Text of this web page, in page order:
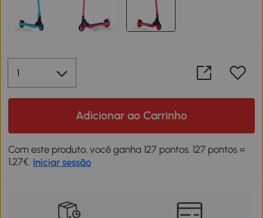
Adicionar ao Carrinho
Com este produto, você ganha 127 pontos. 127 pontos =
1,27€. Iniciar sessão